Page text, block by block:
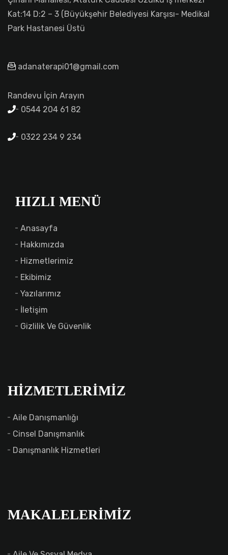
Kat:14 D:2 – 3 (Büyükşehir Belediyesi Karşısı- Medikal
Park Hastanesi Üstü
adanaterapi01@gmail.com
Randevu İçin Arayın
0544 204 61 82
0322 234 9 234
HIZLI MENÜ
Anasayfa
Hakkımızda
Hizmetlerimiz
Ekibimiz
Yazılarımız
İletişim
Gizlilik Ve Güvenlik
HIZMETLERIMIZ
Aile Danışmanlığı
Cinsel Danışmanlık
Danışmanlık Hizmetleri
MAKALELERIMIZ